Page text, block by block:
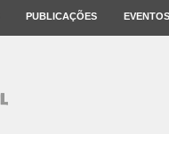
PUBLICAÇÕES EVENTOS